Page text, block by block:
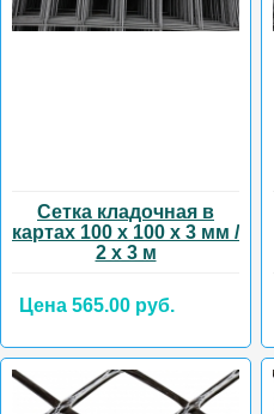
Сетка кладочная в
картах 100 х 100 х 3 мм /
2 х 3 м
Цена 565.00 руб.